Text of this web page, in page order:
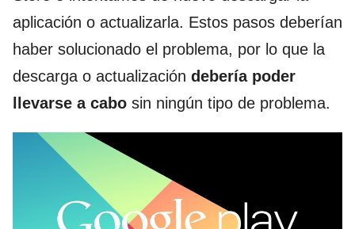
aplicación o actualizarla. Estos pasos deberían
haber solucionado el problema, por lo que la
descarga o actualización debería poder
llevarse a cabo sin ningún tipo de problema.